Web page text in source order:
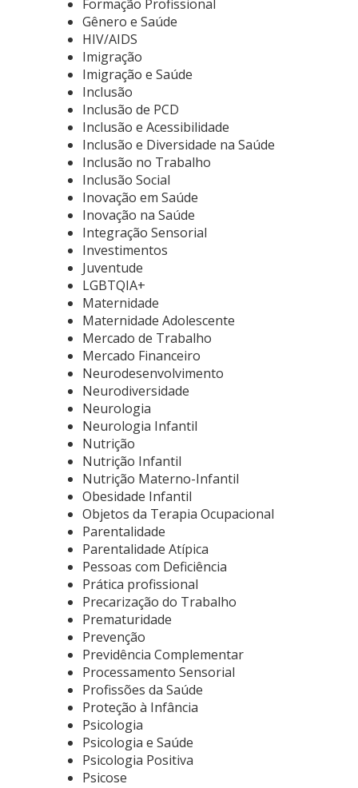
Formação Profissional
Gênero e Saúde
HIV/AIDS
Imigração
Imigração e Saúde
Inclusão
Inclusão de PCD
Inclusão e Acessibilidade
Inclusão e Diversidade na Saúde
Inclusão no Trabalho
Inclusão Social
Inovação em Saúde
Inovação na Saúde
Integração Sensorial
Investimentos
Juventude
LGBTQIA+
Maternidade
Maternidade Adolescente
Mercado de Trabalho
Mercado Financeiro
Neurodesenvolvimento
Neurodiversidade
Neurologia
Neurologia Infantil
Nutrição
Nutrição Infantil
Nutrição Materno-Infantil
Obesidade Infantil
Objetos da Terapia Ocupacional
Parentalidade
Parentalidade Atípica
Pessoas com Deficiência
Prática profissional
Precarização do Trabalho
Prematuridade
Prevenção
Previdência Complementar
Processamento Sensorial
Profissões da Saúde
Proteção à Infância
Psicologia
Psicologia e Saúde
Psicologia Positiva
Psicose